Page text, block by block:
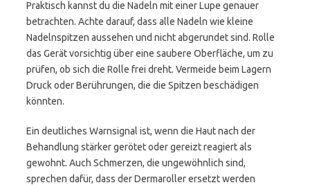
Praktisch kannst du die Nadeln mit einer Lupe genauer
betrachten. Achte darauf, dass alle Nadeln wie kleine
Nadelnspitzen aussehen und nicht abgerundet sind. Rolle
das Gerät vorsichtig über eine saubere Oberfläche, um zu
prüfen, ob sich die Rolle frei dreht. Vermeide beim Lagern
Druck oder Berührungen, die die Spitzen beschädigen
könnten.
Ein deutliches Warnsignal ist, wenn die Haut nach der
Behandlung stärker gerötet oder gereizt reagiert als
gewohnt. Auch Schmerzen, die ungewöhnlich sind,
sprechen dafür, dass der Dermaroller ersetzt werden